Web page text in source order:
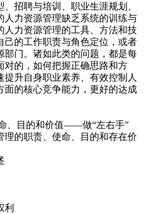
招聘与培训、职业生涯规划、
人力资源管理缺乏系统的训练与
人力资源管理的工具、方法和技
己的工作职责与角色定位，或者
部门。诸如此类的问题，都是每
对的，如何把握正确思路和方
升自身职业素养、有效控制人
面的核心竞争能力，更好的达成
、目的和价值——做“左右手”
理的职责、使命、目的和存在价
利